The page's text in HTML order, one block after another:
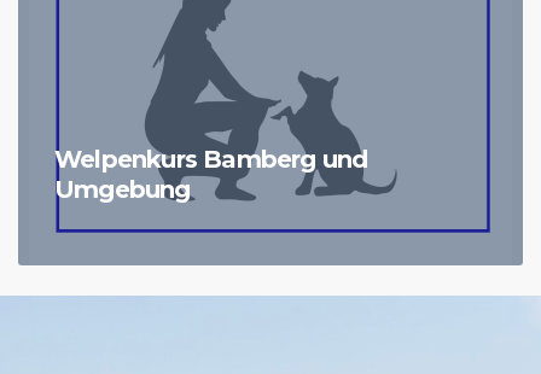
Welpenkurs Bamberg und
Umgebung